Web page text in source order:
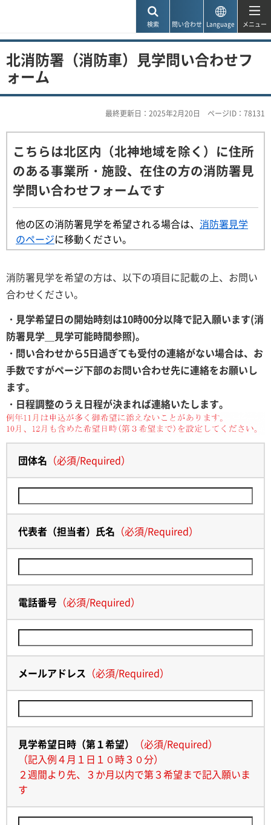
検索 問い合わせ Language メニュー
北消防署（消防車）見学問い合わせフ
ォーム
最終更新日：2025年2月20日 ページID：78131
こちらは北区内（北神地域を除く）に住所
のある事業所・施設、在住の方の消防署見
学問い合わせフォームです
他の区の消防署見学を希望される場合は、 消防署見学
のページに移動ください。
消防署見学を希望の方は、以下の項目に記載の上、お問い
合わせください。
・見学希望日の開始時刻は10時00分以降で記入願います(消
防署見学＿見学可能時間参照)。
・問い合わせから5日過ぎても受付の連絡がない場合は、お
手数ですがページ下部のお問い合わせ先に連絡をお願いし
ます。
・日程調整のうえ日程が決まれば連絡いたします。
団体名 （必須/Required）
代表者（担当者）氏名 （必須/Required）
電話番号 （必須/Required）
メールアドレス （必須/Required）
見学希望日時（第１希望） （必須/Required）
（記入例４月１日１０時３０分）
２週間より先、３か月以内で第３希望まで記入願いま
す